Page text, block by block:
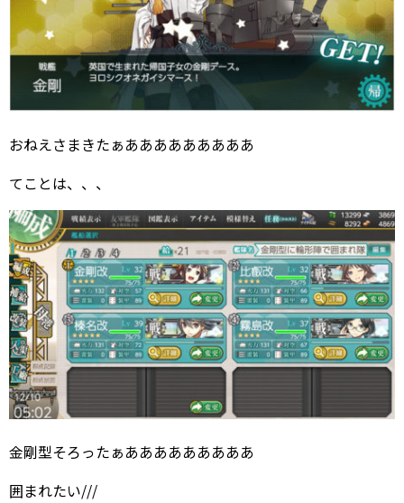
おねえさまきたぁあああああああああ
てことは、、、
金剛型そろったぁあああああああああ
囲まれたい///